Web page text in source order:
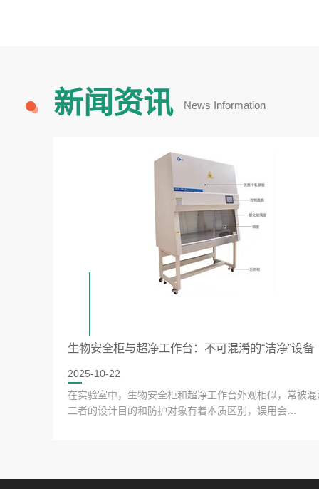
新闻资讯 News Information
生物安全柜与超净工作台：不可混淆的“洁净”设备
2025-10-22
在实验室中，生物安全柜和超净工作台外观相似，常被
二者的设计目的和防护对象有着本质区别，误用会…